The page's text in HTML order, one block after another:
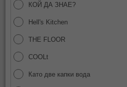
КОЙ ДА ЗНАЕ?
Hell's Kitchen
THE FLOOR
COOLt
Като две капки вода